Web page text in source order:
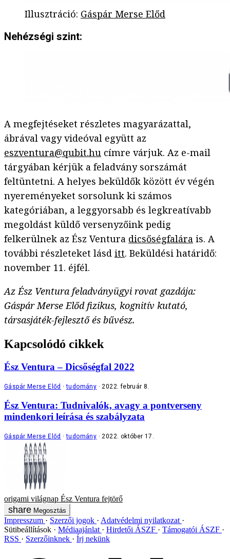
Illusztráció: Gáspár Merse Előd
Nehézségi szint:
A megfejtéseket részletes magyarázattal,
ábrával vagy videóval együtt az
eszventura@qubit.hu címre várjuk. Az e-mail
tárgyában kérjük a feladvány sorszámát
feltüntetni. A helyes beküldők között év végén
nyereményeket sorsolunk ki számos
kategóriában, a leggyorsabb és legkreatívabb
megoldást küldő versenyzőink pedig
felkerülnek az Ész Ventura dicsőségfalára is. A
további részleteket lásd itt. Beküldési határidő:
november 11. éjfél.
Az Ész Ventura feladványügyi rovat gazdája:
Gáspár Merse Előd fizikus, kognitív kutató,
társasjáték-fejlesztő és bűvész.
Kapcsolódó cikkek
Ész Ventura – Dicsőségfal 2022
Gáspár Merse Előd tudomány 2022. február 8.
Ész Ventura: Tudnivalók, avagy a pontverseny
mindenkori leírása és szabályzata
Gáspár Merse Előd tudomány 2022. október 17.
origami világnap Ész Ventura fejtörő
Megosztás
Impresszum Szerzői jogok
Adatvédelmi nyilatkozat
Sütibeállítások
Médiaajánlat Hirdetői ÁSZF
Támogatói ÁSZF
RSS
Szerzőinknek Írj nekünk